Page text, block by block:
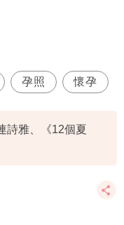
孕照 懷孕
詩雅、《12個夏